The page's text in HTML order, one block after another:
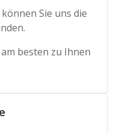
Sie uns die
besten zu Ihnen